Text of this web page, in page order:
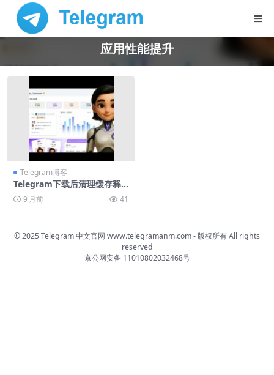
应用性能提升
Telegram博客
Telegram下载后清理缓存释
放空间教程
9 月前 41
© 2025 Telegram 中文官网 www.telegramanm.com- 版权所有All rights
reserved
京公网安备 11010802032468号